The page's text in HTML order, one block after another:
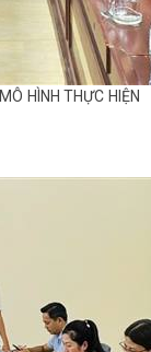
HÌNH THỰC HIỆN